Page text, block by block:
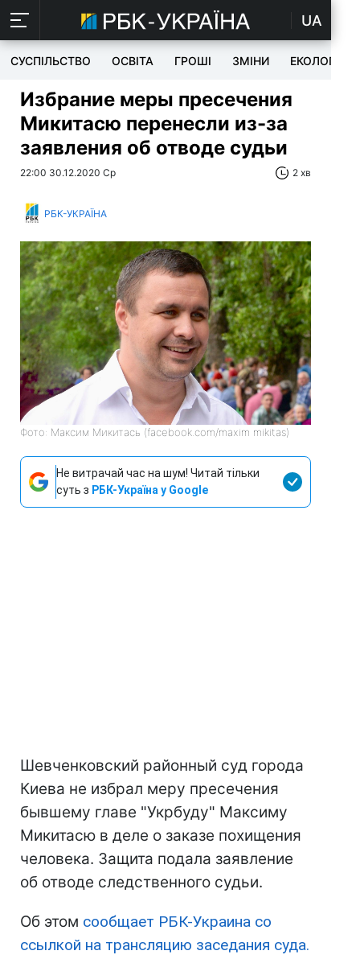
UA
СУСПІЛЬСТВО ОСВІТА ГРОШІ ЗМІНИ ЕКОЛОГІЯ
Избрание меры пресечения
Микитасю перенесли из-за
заявления об отводе судьи
22:00 30.12.2020 Ср 2 хв
РБК-УКРАЇНА
Фото: Максим Микитась (facebook.com/maxim mikitas)
Не витрачай час на шум! Читай тільки
суть з РБК-Україна у Google
Шевченковский районный суд города
Киева не избрал меру пресечения
бывшему главе "Укрбуду" Максиму
Микитасю в деле о заказе похищения
человека. Защита подала заявление
об отводе следственного судьи.
Об этом сообщает РБК-Украина со
ссылкой на трансляцию заседания суда.